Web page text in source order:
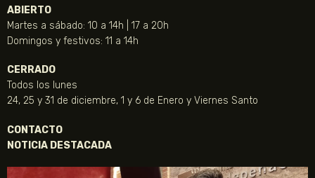
ABIERTO
Martes a sábado: 10 a 14h | 17 a 20h
Domingos y festivos: 11 a 14h
CERRADO
Todos los lunes
24, 25 y 31 de diciembre, 1 y 6 de Enero y Viernes Santo
CONTACTO
NOTICIA DESTACADA